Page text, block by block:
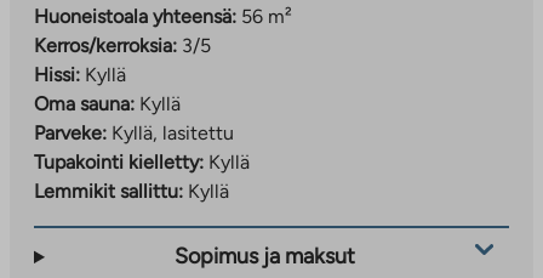
Huoneistoala yhteensä: 56 m²
Kerros/kerroksia: 3/5
Hissi: Kyllä
Oma sauna: Kyllä
Parveke: Kyllä, lasitettu
Tupakointi kielletty: Kyllä
Lemmikit sallittu: Kyllä
Sopimus ja maksut